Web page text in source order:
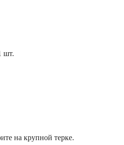
шт.
на крупной терке.